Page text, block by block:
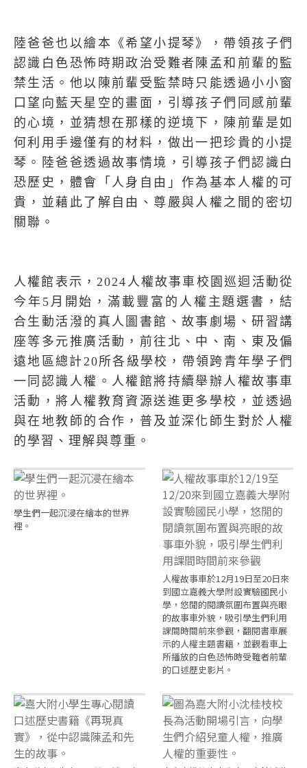
陸爸爸也以繪本《希望小提琴》，帶領孩子們
認識白色恐怖時期政治受難者陳孟和前輩的監
禁生活。他以陳前輩受監禁時只能透過小小窗
口望向藍天星空的畫面，引導孩子們同感前輩
的心境，並猜想在那樣的逆境下，陳前輩是如
何利用手邊僅有的材料，做出一把珍貴的小提
琴。陸爸爸透過故事情境，引導孩子們認識白
恐歷史，體會「人身自由」作為基本人權的可
貴，並藉此了解自由、尊嚴與人權之間的密切
關聯。
人權館表示，2024人權故事車校園巡迴活動從
今年5月開始，滿載豐富的人權主題選書，結
合生動活潑的真人圖書館、故事劇場、研習講
座等多元推廣活動，前往北、中、南、東及偏
遠地區總計20所各級學校，帶領跨青年學子們
一同認識人權。人權館將持續舉辦人權故事車
活動，將人權教育資源送進更多學校，並透過
與在地教師的合作，普及並深化師生對於人權
的學習、理解與尊重。
學生們一起沉浸在繪本的世界
裡。
人權故事車於12月19日至20日來
到國立嘉義大學附設實驗國民小
學，悠閒的閱讀氛圍布置與亮眼
的故事車外貌，吸引學生們利用
課間時間前來參觀，翻閱書車展
示的人權主題書籍，並觀看車上
所播放的白色恐怖時受難者前輩
的口述歷史影片。